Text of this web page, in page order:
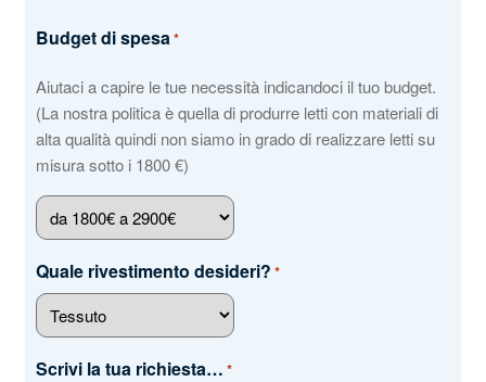
Budget di spesa*
Aiutaci a capire le tue necessità indicandoci il tuo budget.
(La nostra politica è quella di produrre letti con materiali di
alta qualità quindi non siamo in grado di realizzare letti su
misura sotto i 1800 €)
Quale rivestimento desideri? *
Scrivi la tua richiesta… *